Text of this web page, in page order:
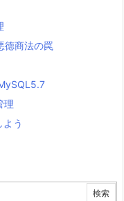
徳商法の罠
理
う